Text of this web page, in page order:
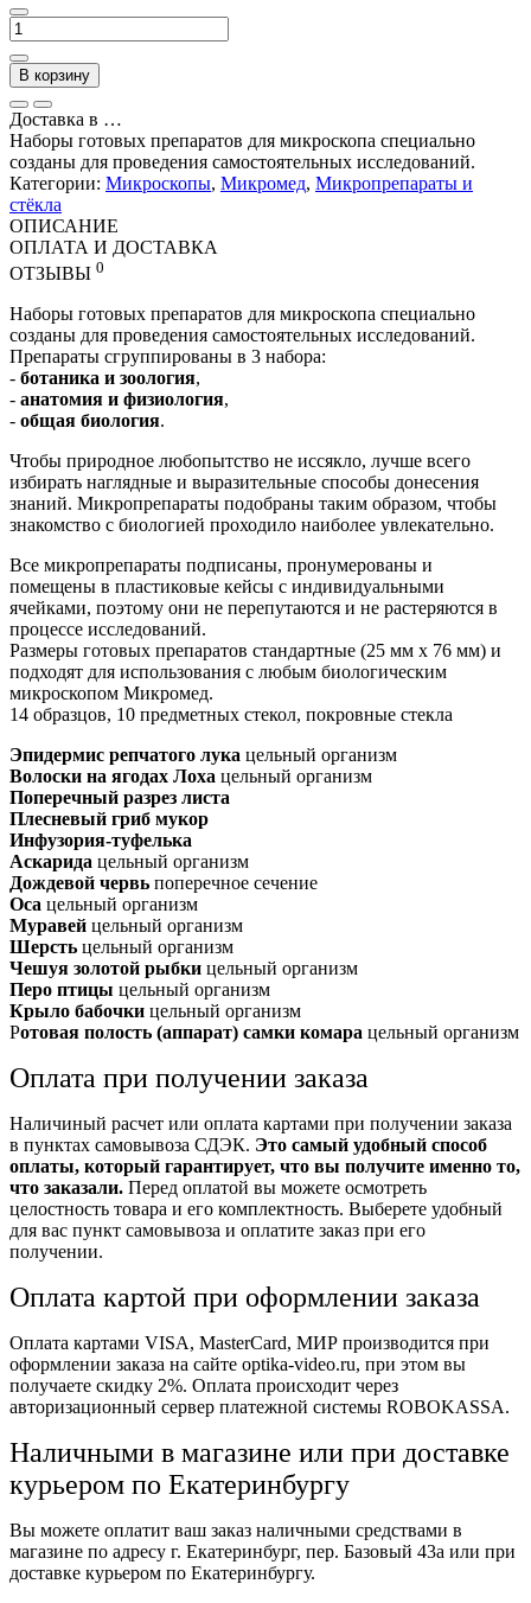
В корзину
Доставка в …
Наборы готовых препаратов для микроскопа специально
созданы для проведения самостоятельных исследований.
Категории: Микроскопы, Микромед, Микропрепараты и
стёкла
ОПИСАНИЕ
ОПЛАТА И ДОСТАВКА
ОТЗЫВЫ 0
Наборы готовых препаратов для микроскопа специально
созданы для проведения самостоятельных исследований.
Препараты сгруппированы в 3 набора:
- ботаника и зоология,
- анатомия и физиология,
- общая биология.
Чтобы природное любопытство не иссякло, лучше всего
избирать наглядные и выразительные способы донесения
знаний. Микропрепараты подобраны таким образом, чтобы
знакомство с биологией проходило наиболее увлекательно.
Все микропрепараты подписаны, пронумерованы и
помещены в пластиковые кейсы с индивидуальными
ячейками, поэтому они не перепутаются и не растеряются в
процессе исследований.
Размеры готовых препаратов стандартные (25 мм х 76 мм) и
подходят для использования с любым биологическим
микроскопом Микромед.
14 образцов, 10 предметных стекол, покровные стекла
Эпидермис репчатого лука цельный организм
Волоски на ягодах Лоха цельный организм
Поперечный разрез листа
Плесневый гриб мукор
Инфузория-туфелька
Аскарида цельный организм
Дождевой червь поперечное сечение
Оса цельный организм
Муравей цельный организм
Шерсть цельный организм
Чешуя золотой рыбки цельный организм
Перо птицы цельный организм
Крыло бабочки цельный организм
Ротовая полость (аппарат) самки комара цельный организм
Оплата при получении заказа
Наличиный расчет или оплата картами при получении заказа
в пунктах самовывоза СДЭК. Это самый удобный способ
оплаты, который гарантирует, что вы получите именно то,
что заказали. Перед оплатой вы можете осмотреть
целостность товара и его комплектность. Выберете удобный
для вас пункт самовывоза и оплатите заказ при его
получении.
Оплата картой при оформлении заказа
Оплата картами VISA, MasterCard, МИР производится при
оформлении заказа на сайте optika-video.ru, при этом вы
получаете скидку 2%. Оплата происходит через
авторизационный сервер платежной системы ROBOKASSA.
Наличными в магазине или при доставке
курьером по Екатеринбургу
Вы можете оплатит ваш заказ наличными средствами в
магазине по адресу г. Екатеринбург, пер. Базовый 43а или при
доставке курьером по Екатеринбургу.